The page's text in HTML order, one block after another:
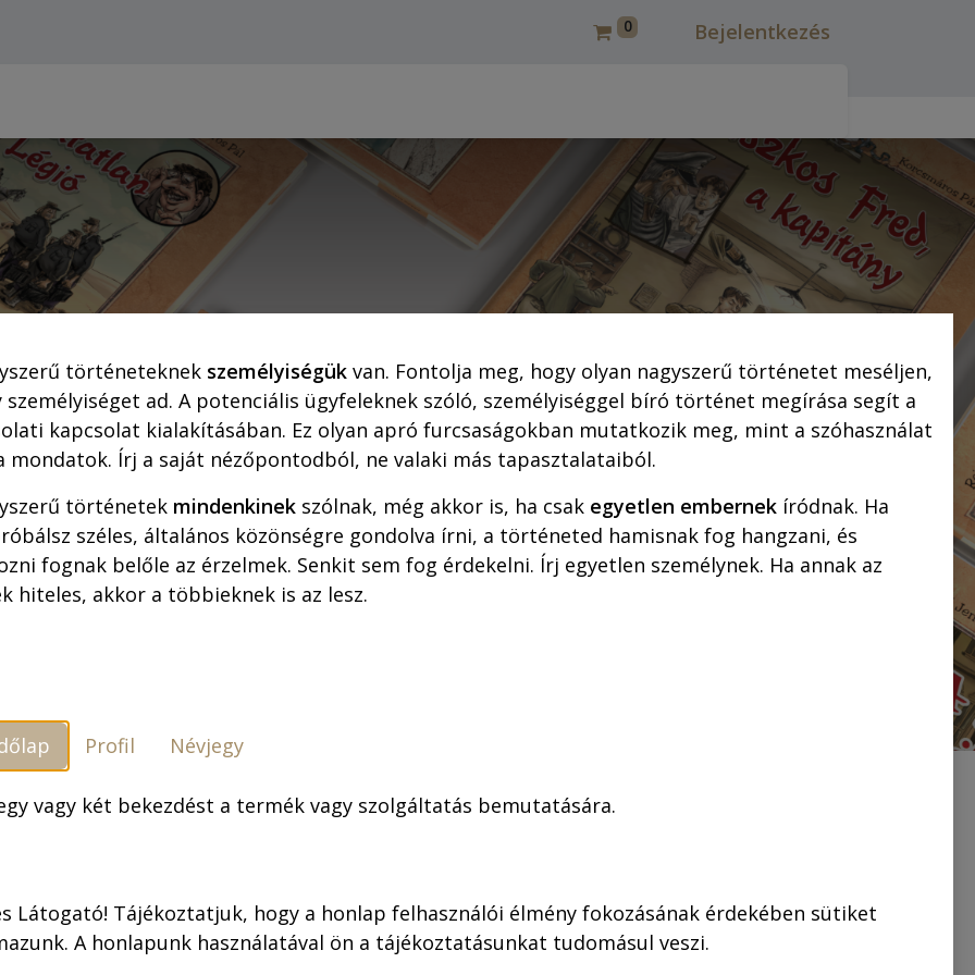
0 Bejelentkezés
A 14 karátos autó
A 14 karátos autó
művéből 1963-ban rajzolt képregénytKorcsmáros Pál, és
tevékenysége folytán ez is megjelent keményfedelű kötetbe
történeteknek személyiségük van. Fontolja meg, hogy olyan nagyszerű történetet meséljen,
személyiséget ad. A potenciális ügyfeleknek szóló, személyiséggel bíró történet megírása segít a
kapcsolat kialakításában. Ez olyan apró furcsaságokban mutatkozik meg, mint a szóhasználat
mondatok. Írj a saját nézőpontodból, ne valaki más tapasztalataiból.
történetek mindenkinek szólnak, még akkor is, ha csak egyetlen embernek íródnak. Ha
széles, általános közönségre gondolva írni, a történeted hamisnak fog hangzani, és
fognak belőle az érzelmek. Senkit sem fog érdekelni. Írj egyetlen személynek. Ha annak az
hiteles, akkor a többieknek is az lesz.
Profil Névjegy
vagy két bekezdést a termék vagy szolgáltatás bemutatására.
Látogató! Tájékoztatjuk, hogy a honlap felhasználói élmény fokozásának érdekében sütiket
A honlapunk használatával ön a tájékoztatásunkat tudomásul veszi.